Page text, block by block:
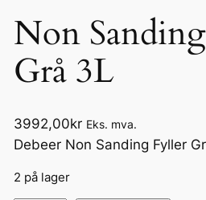
Non
Grå 3L
3992,00kr Eks. mva.
Debeer Non Sanding Fyller
2 på lager